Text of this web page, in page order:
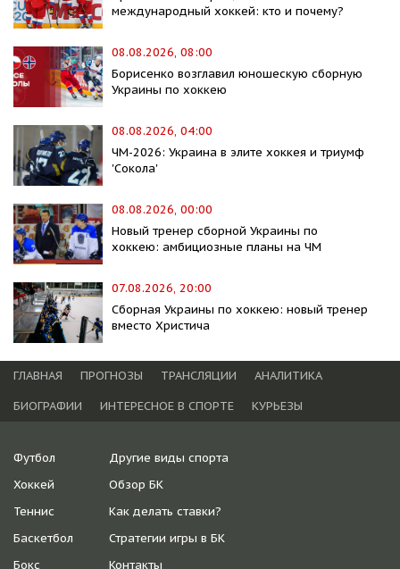
международный хоккей: кто и почему?
08.08.2026, 08:00
Борисенко возглавил юношескую сборную
Украины по хоккею
08.08.2026, 04:00
ЧМ-2026: Украина в элите хоккея и триумф
'Сокола'
08.08.2026, 00:00
Новый тренер сборной Украины по
хоккею: амбициозные планы на ЧМ
07.08.2026, 20:00
Сборная Украины по хоккею: новый тренер
вместо Христича
ГЛАВНАЯ ПРОГНОЗЫ ТРАНСЛЯЦИИ
АНАЛИТИКА
БИОГРАФИИ
ИНТЕРЕСНОЕ В СПОРТЕ КУРЬЕЗЫ
Футбол
Хоккей
Теннис
Баскетбол
Бокс
Другие виды спорта
Обзор БК
Как делать ставки?
Стратегии игры в БК
Контакты